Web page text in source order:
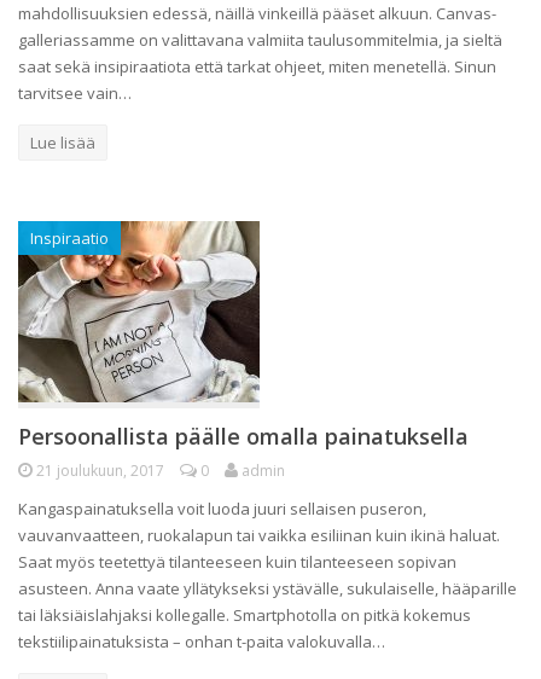
mahdollisuuksien edessä, näillä vinkeillä pääset alkuun. Canvas-
galleriassamme on valittavana valmiita taulusommitelmia, ja sieltä
saat sekä insipiraatiota että tarkat ohjeet, miten menetellä. Sinun
tarvitsee vain…
Lue lisää
Inspiraatio
Persoonallista päälle omalla painatuksella
21 joulukuun, 2017 0 admin
Kangaspainatuksella voit luoda juuri sellaisen puseron,
vauvanvaatteen, ruokalapun tai vaikka esiliinan kuin ikinä haluat.
Saat myös teetettyä tilanteeseen kuin tilanteeseen sopivan
asusteen. Anna vaate yllätykseksi ystävälle, sukulaiselle, hääparille
tai läksiäislahjaksi kollegalle. Smartphotolla on pitkä kokemus
tekstiilipainatuksista – onhan t-paita valokuvalla…